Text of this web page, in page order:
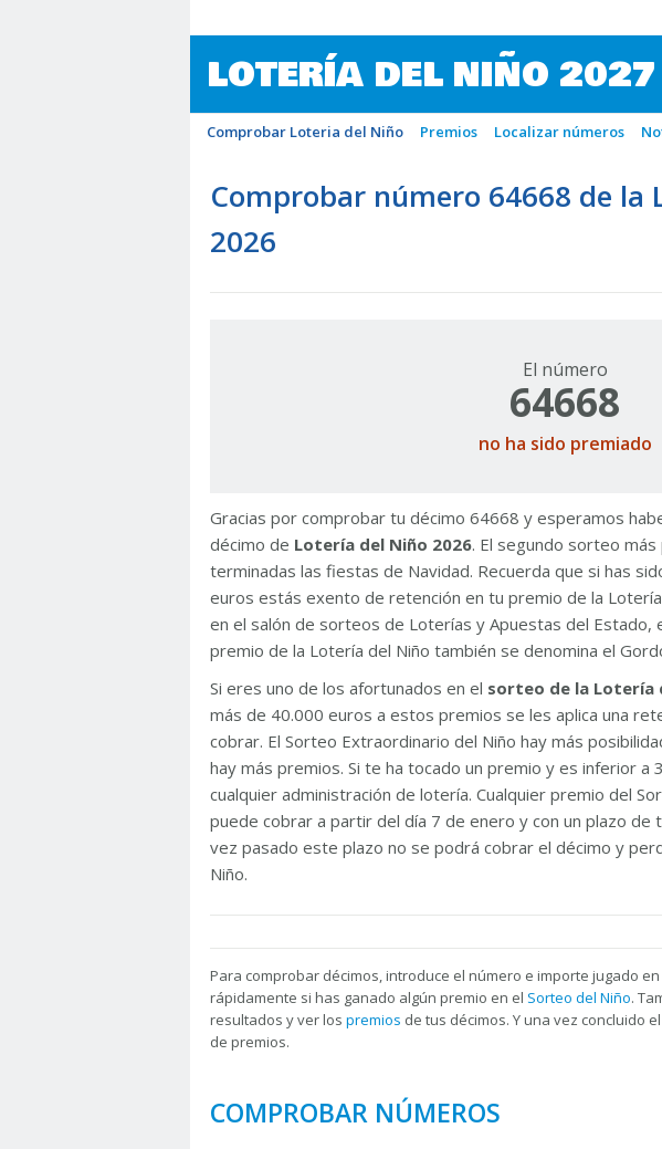
LOTERÍA DEL NIÑO 2027
Comprobar Loteria del Niño Premios Localizar números
Comprobar número 64668 de la
2026
El número
64668
no ha sido premiado
Gracias por comprobar tu décimo 64668 y esperamos
décimo de Lotería del Niño 2026. El segundo sorteo
terminadas las fiestas de Navidad. Recuerda que si has
euros estás exento de retención en tu premio de la
en el salón de sorteos de Loterías y Apuestas del Estado,
premio de la Lotería del Niño también se denomina el
Si eres uno de los afortunados en el sorteo de la Lotería
más de 40.000 euros a estos premios se les aplica una
cobrar. El Sorteo Extraordinario del Niño hay más
hay más premios. Si te ha tocado un premio y es inferior a
cualquier administración de lotería. Cualquier premio del
puede cobrar a partir del día 7 de enero y con un plazo de
vez pasado este plazo no se podrá cobrar el décimo y
Niño.
Para comprobar décimos, introduce el número e importe jugado
rápidamente si has ganado algún premio en el Sorteo del Niño.
resultados y ver los premios de tus décimos. Y una vez concluido
de premios.
COMPROBAR NÚMEROS